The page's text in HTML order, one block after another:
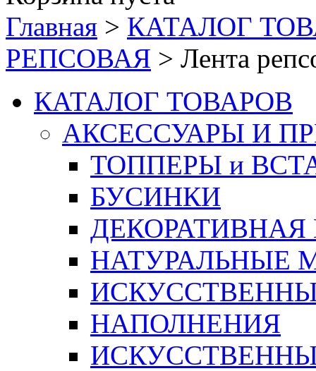
Главная > КАТАЛОГ
РЕПСОВАЯ > Лента
КАТАЛОГ ТОВАРОВ
АКСЕССУАРЫ И
ТОППЕРЫ и
БУСИНКИ
ДЕКОРАТИВНАЯ
НАТУРАЛЬНЫЕ
НАПОЛНЕНИЯ